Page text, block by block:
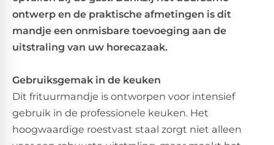
ontwerp en de praktische afmetingen is dit
mandje een onmisbare toevoeging aan de
uitstraling van uw horecazaak.
Gebruiksgemak in de keuken
Dit frituurmandje is ontworpen voor intensief
gebruik in de professionele keuken. Het
hoogwaardige roestvast staal zorgt niet alleen